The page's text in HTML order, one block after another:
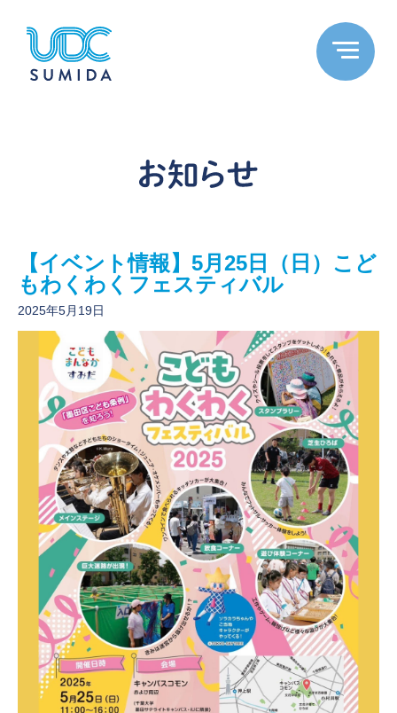
【イベント情報】5月25日（日）こど
もわくわくフェスティバル
2025年5月19日